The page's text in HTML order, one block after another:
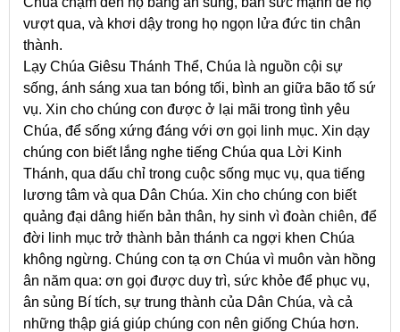
vượt qua, và khơi dậy trong họ ngọn lửa đức tin chân
thành.
Lạy Chúa Giêsu Thánh Thể, Chúa là nguồn cội sự
sống, ánh sáng xua tan bóng tối, bình an giữa bão tố sứ
vụ. Xin cho chúng con được ở lại mãi trong tình yêu
Chúa, để sống xứng đáng với ơn gọi linh mục. Xin dạy
chúng con biết lắng nghe tiếng Chúa qua Lời Kinh
Thánh, qua dấu chỉ trong cuộc sống mục vụ, qua tiếng
lương tâm và qua Dân Chúa. Xin cho chúng con biết
quảng đại dâng hiến bản thân, hy sinh vì đoàn chiên, để
đời linh mục trở thành bản thánh ca ngợi khen Chúa
không ngừng. Chúng con tạ ơn Chúa vì muôn vàn hồng
ân năm qua: ơn gọi được duy trì, sức khỏe để phục vụ,
ân sủng Bí tích, sự trung thành của Dân Chúa, và cả
những thập giá giúp chúng con nên giống Chúa hơn.